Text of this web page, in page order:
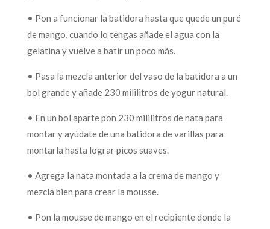
• Pon a funcionar la batidora hasta que quede un puré
de mango, cuando lo tengas añade el agua con la
gelatina y vuelve a batir un poco más.
• Pasa la mezcla anterior del vaso de la batidora a un
bol grande y añade 230 mililitros de yogur natural.
• En un bol aparte pon 230 mililitros de nata para
montar y ayúdate de una batidora de varillas para
montarla hasta lograr picos suaves.
• Agrega la nata montada a la crema de mango y
mezcla bien para crear la mousse.
• Pon la mousse de mango en el recipiente donde la